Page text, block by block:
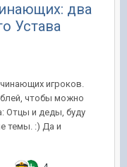
два
Устава
игроков.
чтобы можно
Отцы и деды, буду
темы. :) Да и